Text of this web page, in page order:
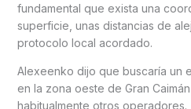
fundamental que exista una
superficie, unas distancias de
protocolo local acordado.
Alexeenko dijo que buscaría un
en la zona oeste de Gran
habitualmente otros operadores.